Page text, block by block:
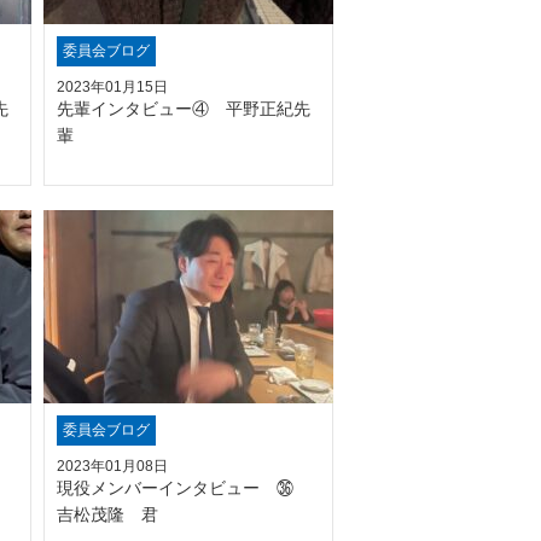
委員会ブログ
2023年01月15日
先輩インタビュー④ 平野正紀先
輩
委員会ブログ
2023年01月08日
現役メンバーインタビュー ㊱
吉松茂隆 君